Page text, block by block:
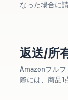
なった場合に
返送/所
Amazonフル
際には、商品1